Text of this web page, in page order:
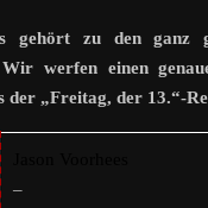
werfen einen
der „Freitag, der 13.“-
–